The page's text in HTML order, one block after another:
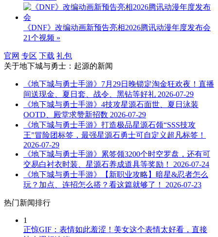
《DNF》改编动画新预告亮相2026腾讯动漫年度发布会
21个视频 »
官网 专区 下载 礼包
关于地下城与勇士：起源的新闻
《地下城与勇士手游》7月29日晚锁定淘金狂欢夜！直播
间送现金、夏日套、战令、黑钻等好礼 2026-07-29
《地下城与勇士手游》4技攻星源石面世、夏日泳装
OOTD、殿堂求赞新招数 2026-07-29
《地下城与勇士手游》打造极品星源石领“SSS技攻
王”冒险团标签，最强星源石勇士可自定义超凡标签！
2026-07-29
《地下城与勇士手游》累签领3200个时空罗盘，还有可
交易白衬衣时装、星源石养成道具等奖励！
2026-07-24
《地下城与勇士手游》【新职业攻略】暗星&忍者怎么
玩？加点、连招怎么搭？看这篇就够了！
2026-07-23
热门新闻排行
1
正惊GIF：表情如此羞涩！美女这个表情太好看，直接